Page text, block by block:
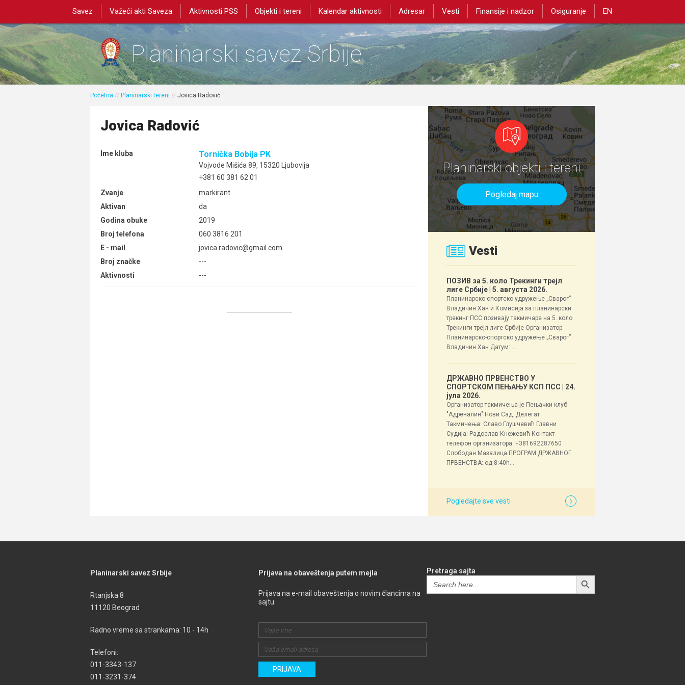
Savez Važeći akti Saveza Aktivnosti PSS Objekti i tereni Kalendar aktivnosti Adresar Vesti Finansije i nadzor Osiguranje EN
Planinarski savez Srbije
Početna // Planinarski tereni // Jovica Radović
Jovica Radović
Ime kluba Tornička Bobija PK
Vojvode Mišića 89, 15320 Ljubovija
+381 60 381 62 01
Zvanje
markirant
Aktivan
da
Godina obuke
2019
Broj telefona
060 3816 201
E - mail
jovica.radovic@gmail.com
Broj značke
---
Aktivnosti
---
Planinarski objekti i tereni
Pogledaj mapu
Vesti
ПОЗИВ за 5. коло Трекинги трејл
лиге Србије | 5. августа 2026.
Планинарско-спортско удружење „Сварог”
Владичин Хан и Комисија за планинарски
трекинг ПСС позивају такмичаре на 5. коло
Трекинги трејл лиге Србије Организатор:
Планинарско-спортско удружење „Сварог”
Владичин Хан Датум: ...
ДРЖАВНО ПРВЕНСТВО У
СПОРТСКОМ ПЕЊАЊУ КСП ПСС
| 24.
јула 2026.
Организатор такмичења је Пењачки клуб
"Адреналин" Нови Сад. Делегат
Такмичења: Славо Глушчевић Главни
Судија: Радослав Кнежевић Контакт
телефон организатора: +381692287650
Слободан Мазалица ПРОГРАМ ДРЖАВНОГ
ПРВЕНСТВА: од 8:40h...
Pogledajte sve vesti
Planinarski savez Srbije
Rtanjska 8
11120 Beograd
Radno vreme sa strankama: 10 - 14h
Telefoni:
011-3343-137
011-3231-374
Prijava na obaveštenja putem mejla
Prijava na e-mail obaveštenja o novim člancima na
sajtu.
Pretraga sajta
Search
for:
SEARCH BUTTON